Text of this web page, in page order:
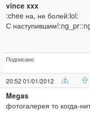
vince xxx
:chee на, не болей:lol:
С
Подписано
20:52 01/01/2012
Megas
фотогалерея то когда-